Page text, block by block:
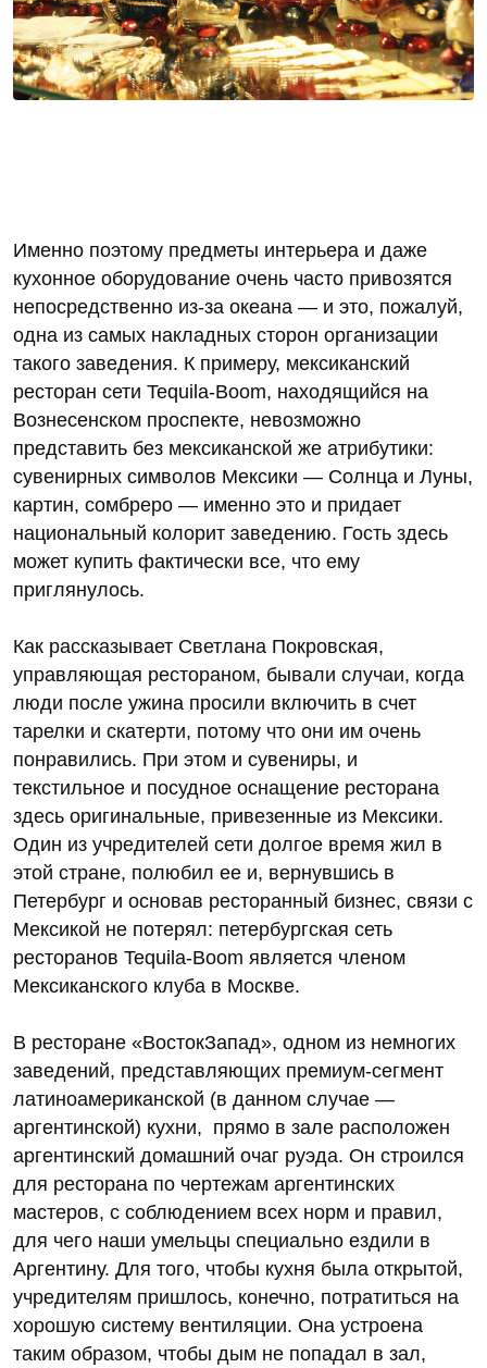
Именно поэтому предметы интерьера и даже
кухонное оборудование очень часто привозятся
непосредственно из-за океана — и это, пожалуй,
одна из самых накладных сторон организации
такого заведения. К примеру, мексиканский
ресторан сети Tequila-Boom, находящийся на
Вознесенском проспекте, невозможно
представить без мексиканской же атрибутики:
сувенирных символов Мексики — Солнца и Луны,
картин, сомбреро — именно это и придает
национальный колорит заведению. Гость здесь
может купить фактически все, что ему
приглянулось.
Как рассказывает Светлана Покровская,
управляющая рестораном, бывали случаи, когда
люди после ужина просили включить в счет
тарелки и скатерти, потому что они им очень
понравились. При этом и сувениры, и
текстильное и посудное оснащение ресторана
здесь оригинальные, привезенные из Мексики.
Один из учредителей сети долгое время жил в
этой стране, полюбил ее и, вернувшись в
Петербург и основав ресторанный бизнес, связи с
Мексикой не потерял: петербургская сеть
ресторанов Tequila-Boom является членом
Мексиканского клуба в Москве.
В ресторане «ВостокЗапад», одном из немногих
заведений, представляющих премиум-сегмент
латиноамериканской (в данном случае —
аргентинской) кухни, прямо в зале расположен
аргентинский домашний очаг руэда. Он строился
для ресторана по чертежам аргентинских
мастеров, с соблюдением всех норм и правил,
для чего наши умельцы специально ездили в
Аргентину. Для того, чтобы кухня была открытой,
учредителям пришлось, конечно, потратиться на
хорошую систему вентиляции. Она устроена
таким образом, чтобы дым не попадал в зал,